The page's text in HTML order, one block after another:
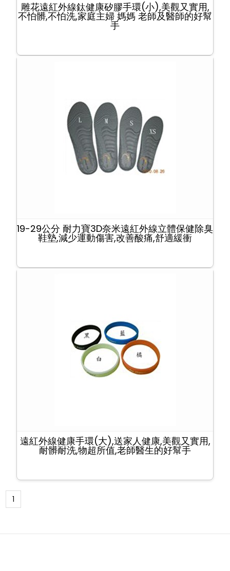
雕花遠紅外線鈦健康矽膠手環(小),美觀又實用,
不怕髒,不怕洗,家庭主婦 媽媽 老師及醫師的好幫
手
19-29公分 耐力寶3D奈米遠紅外線立體保健除臭
鞋墊,減少運動傷害,改善酸痛,舒適緩衝
遠紅外線健康手環(大),送家人健康,美觀又實用,
耐髒耐洗,物超所值,老師醫生的好幫手
1